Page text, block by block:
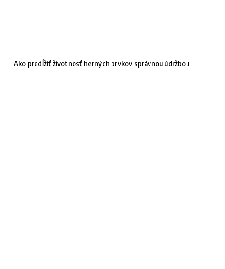
Ako predĺžiť životnosť herných prvkov správnou údržbou